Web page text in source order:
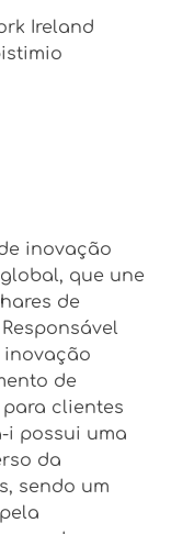
Ireland
inovação
que une
de
inovação
de
clientes
i possui uma
da
sendo um